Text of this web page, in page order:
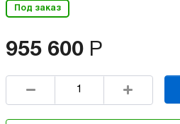
Под заказ
955 600 Р